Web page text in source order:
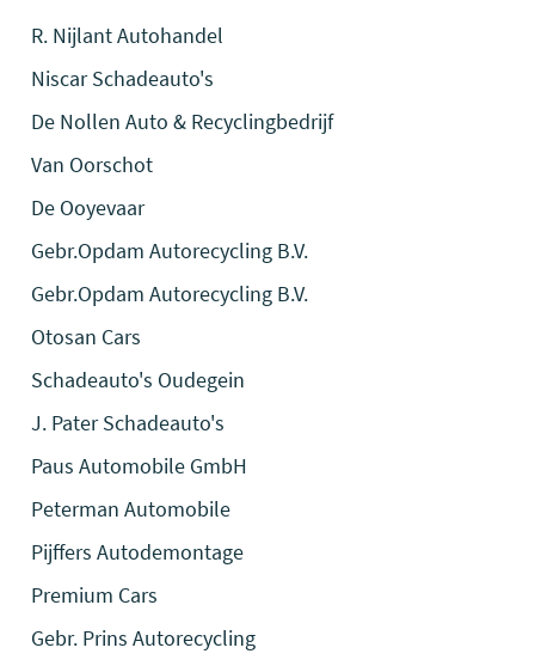
R. Nijlant Autohandel
Niscar Schadeauto's
De Nollen Auto & Recyclingbedrijf
Van Oorschot
De Ooyevaar
Gebr.Opdam Autorecycling B.V.
Gebr.Opdam Autorecycling B.V.
Otosan Cars
Schadeauto's Oudegein
J. Pater Schadeauto's
Paus Automobile GmbH
Peterman Automobile
Pijffers Autodemontage
Premium Cars
Gebr. Prins Autorecycling